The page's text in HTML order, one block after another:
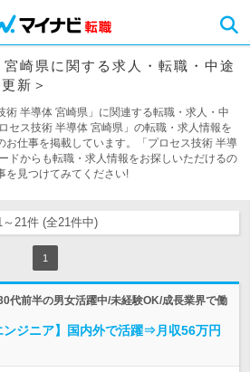
崎県に関する求人・転職・中途
新＞
術 半導体 宮崎県」に関連する転職・求人・中
セス技術 半導体 宮崎県」の転職・求人情報を
お仕事を掲載しています。「プロセス技術 半導
ドからも転職・求人情報をお探しいただけるの
を見つけてみてください!
～21件 (全21件中)
1
代前半の男女活躍中/未経験OK/成長業界で働
ンジニア】国内外で活躍⇒月収56万円